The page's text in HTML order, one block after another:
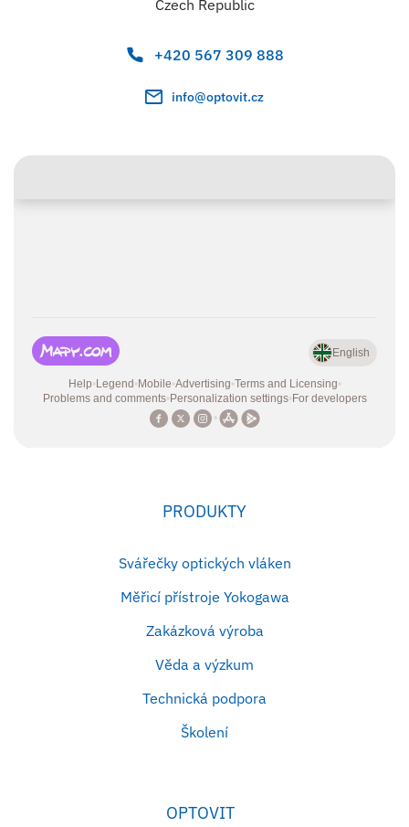
Czech Republic
+420 567 309 888
info@optovit.cz
PRODUKTY
Svářečky optických vláken
Měřicí přístroje Yokogawa
Zakázková výroba
Věda a výzkum
Technická podpora
Školení
OPTOVIT